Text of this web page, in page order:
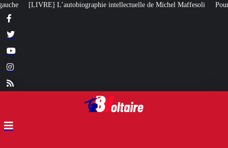
intellectuelle de Michel Maffesoli Pour regagner son influence en